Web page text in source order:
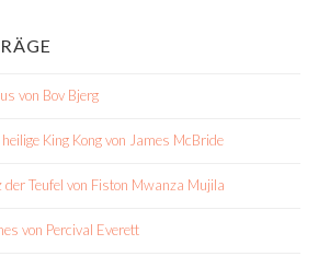
von Bov Bjerg
King Kong von James McBride
Teufel von Fiston Mwanza Mujila
von Percival Everett